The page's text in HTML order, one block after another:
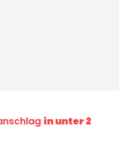
in unter 2